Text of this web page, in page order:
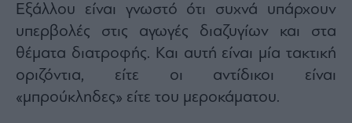
Εξάλλου είναι γνωστό ότι συχνά υπάρχουν
υπερβολές στις αγωγές διαζυγίων και στα
θέματα διατροφής. Και αυτή είναι μία τακτική
οριζόντια, είτε οι αντίδικοι είναι
«μπρούκληδες» είτε του μεροκάματου.